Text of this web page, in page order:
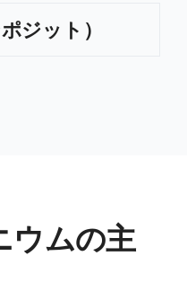
ジット）
ウムの主